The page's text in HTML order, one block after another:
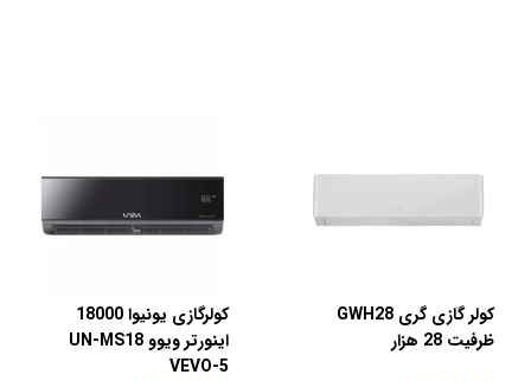
کولر گازی گری GWH28
ظرفیت 28 هزار
کولرگازی یونیوا 18000
اینورتر ویوو UN-MS18
VEVO-5